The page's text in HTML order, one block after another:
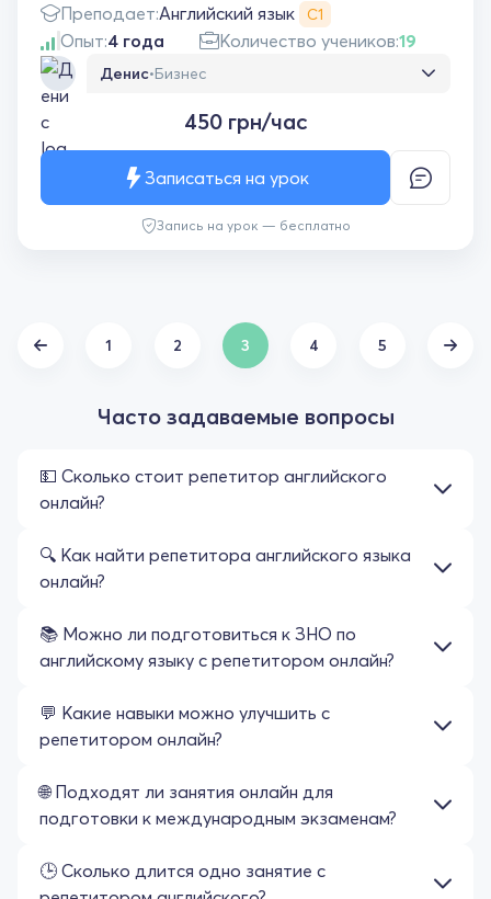
Преподает:Английский язык С1
Опыт:4 года Количество учеников:19
Денис•Бизнес
подходом, подстраивается под уровень и
спокойно, всегда готов ответить на любые
вопросы, материал усваивается легко.
450 грн/час
Запись на урок — бесплатно
Записаться на урок
1 2 3 4 5
Часто задаваемые вопросы
💵 Сколько стоит репетитор английского
онлайн?
🔍 Как найти репетитора английского языка
онлайн?
📚 Можно ли подготовиться к ЗНО по
английскому языку с репетитором онлайн?
💬 Какие навыки можно улучшить с
репетитором онлайн?
🌐 Подходят ли занятия онлайн для
подготовки к международным экзаменам?
🕒 Сколько длится одно занятие с